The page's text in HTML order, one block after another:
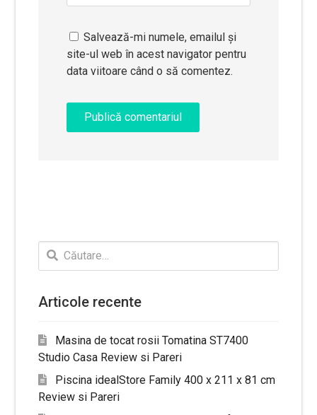
Salvează-mi numele, emailul și
site-ul web în acest navigator pentru
data viitoare când o să comentez.
Caută
după:
Articole recente
Masina de tocat rosii Tomatina ST7400
Studio Casa Review si Pareri
Piscina idealStore Family 400 x 211 x 81 cm
Review si Pareri